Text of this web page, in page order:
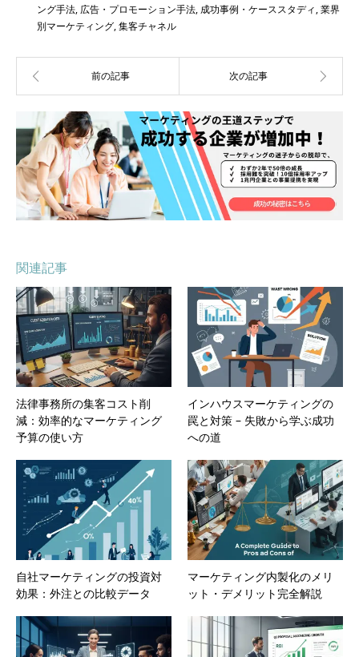
ング手法,広告・プロモーション手法,成功事例・ケーススタディ,業界
別マーケティング,集客チャネル
関連記事
法律事務所の集客コスト削
減：効率的なマーケティング
予算の使い方
インハウスマーケティングの
罠と対策 – 失敗から学ぶ成功
への道
自社マーケティングの投資対
効果：外注との比較データ
マーケティング内製化のメリ
ット・デメリット完全解説